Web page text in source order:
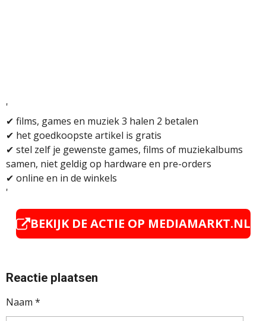
'
✔ films, games en muziek 3 halen 2 betalen
✔ het goedkoopste artikel is gratis
✔ stel zelf je gewenste games, films of muziekalbums
samen, niet geldig op hardware en pre-orders
✔ online en in de winkels
'
BEKIJK DE ACTIE OP MEDIAMARKT.NL
Reactie plaatsen
Naam *